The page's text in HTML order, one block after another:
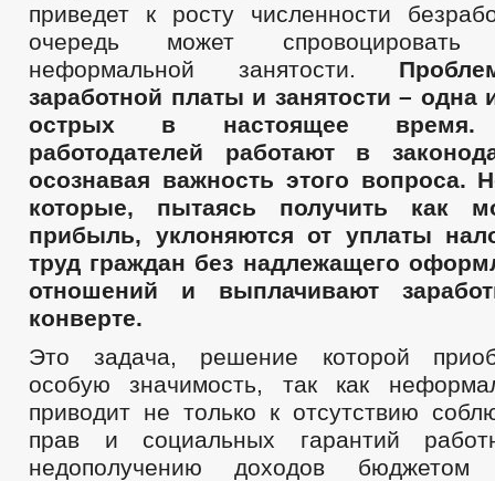
приведет к росту численности
очередь может
неформальной занятости.
заработной платы и занятости – одна
острых в настоящее время.
работодателей работают в
осознавая важность этого вопроса.
которые, пытаясь получить как
прибыль, уклоняются от уплаты
труд граждан без надлежащего
отношений и выплачивают
конверте.
Это задача, решение которой
особую значимость, так как
приводит не только к отсутствию
прав и социальных гарантий
недополучению доходов бюджетом